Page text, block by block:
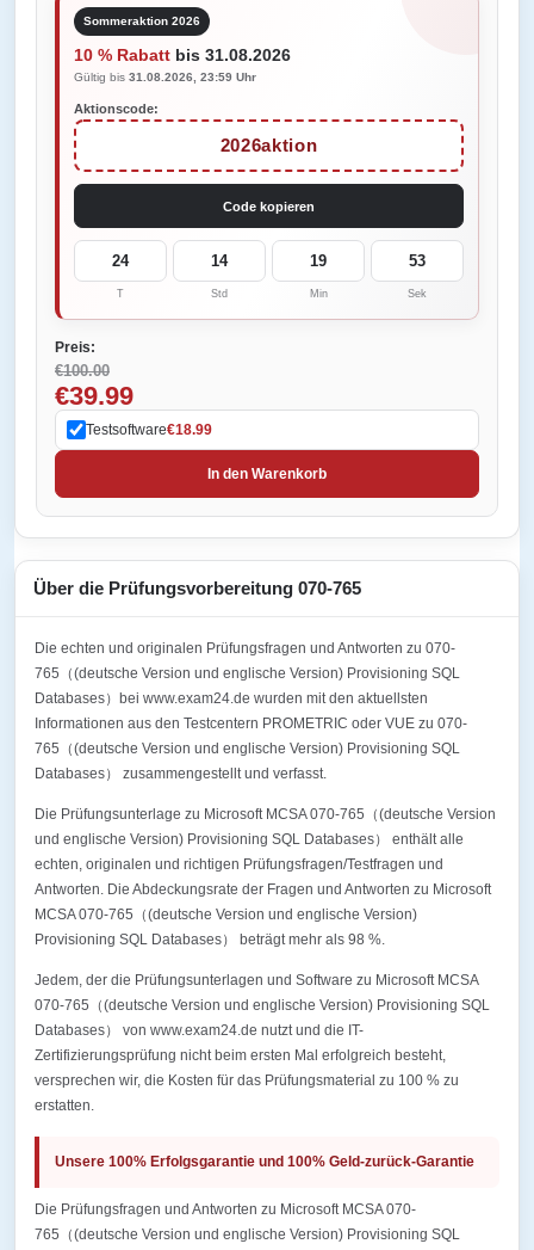
Sommeraktion 2026
10 % Rabatt bis 31.08.2026
Gültig bis 31.08.2026, 23:59 Uhr
Aktionscode:
2026aktion
Code kopieren
24
T
14
Std
19
Min
53
Sek
Preis:
€100.00
€39.99
Testsoftware€18.99
In den Warenkorb
Über die Prüfungsvorbereitung 070-765
Die echten und originalen Prüfungsfragen und Antworten zu 070-
765（(deutsche Version und englische Version) Provisioning SQL
Databases）bei www.exam24.de wurden mit den aktuellsten
Informationen aus den Testcentern PROMETRIC oder VUE zu 070-
765（(deutsche Version und englische Version) Provisioning SQL
Databases） zusammengestellt und verfasst.
Die Prüfungsunterlage zu Microsoft MCSA 070-765（(deutsche Version
und englische Version) Provisioning SQL Databases） enthält alle
echten, originalen und richtigen Prüfungsfragen/Testfragen und
Antworten. Die Abdeckungsrate der Fragen und Antworten zu Microsoft
MCSA 070-765（(deutsche Version und englische Version)
Provisioning SQL Databases） beträgt mehr als 98 %.
Jedem, der die Prüfungsunterlagen und Software zu Microsoft MCSA
070-765（(deutsche Version und englische Version) Provisioning SQL
Databases） von www.exam24.de nutzt und die IT-
Zertifizierungsprüfung nicht beim ersten Mal erfolgreich besteht,
versprechen wir, die Kosten für das Prüfungsmaterial zu 100 % zu
erstatten.
Unsere 100% Erfolgsgarantie und 100% Geld-zurück-Garantie
Die Prüfungsfragen und Antworten zu Microsoft MCSA 070-
765（(deutsche Version und englische Version) Provisioning SQL